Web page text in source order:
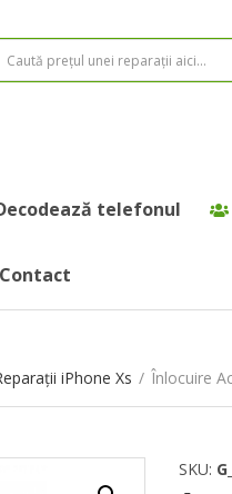
telefonul
Contact
iPhone Xs / Înlocuire
SKU: